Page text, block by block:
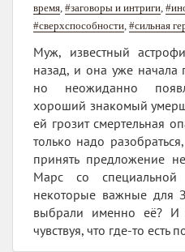
время, #заговоры и интриги,
#сверхспособности, #сильная
Муж, известный
назад, и она уже начала
но неожиданно
хороший знакомый
ей грозит смертельная
только надо
принять предложение
Марс со специальной
некоторые важные для
выбрали именно её? И
чувствуя, что где-то есть